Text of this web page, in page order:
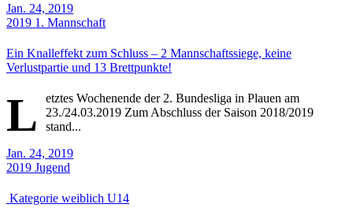
Jan. 24, 2019
2019 1. Mannschaft
Ein Knalleffekt zum Schluss – 2 Mannschaftssiege, keine
Verlustpartie und 13 Brettpunkte!
L
etztes Wochenende der 2. Bundesliga in Plauen am
23./24.03.2019 Zum Abschluss der Saison 2018/2019
stand...
Jan. 24, 2019
2019 Jugend
Kategorie weiblich U14